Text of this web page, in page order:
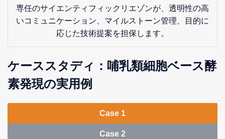
専任のサイエンティフィックリエゾンが、透明性の高
いコミュニケーション、マイルストーン管理、目的に
応じた技術提案を担保します。
ケーススタディ：哺乳類細胞ベース酵
素発現の実用例
Case 1
Case 2